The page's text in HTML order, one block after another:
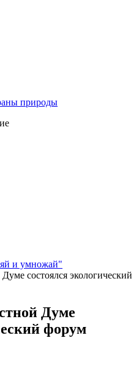
и умножай"
состоялся экологический
Думе
форум